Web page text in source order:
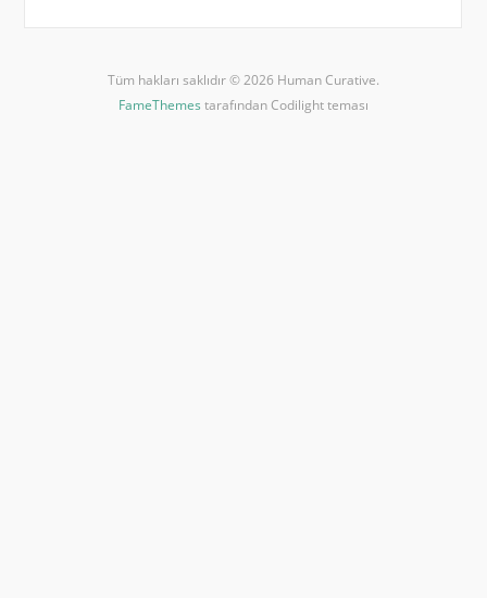
Tüm hakları saklıdır © 2026 Human Curative.
FameThemes tarafından Codilight teması